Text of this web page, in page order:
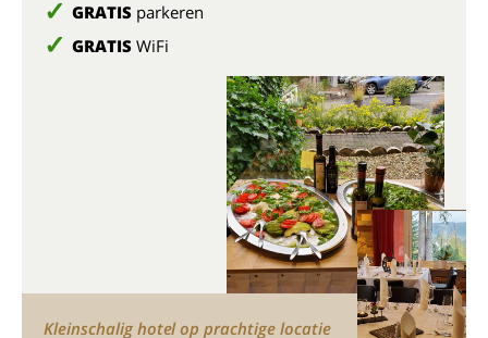
GRATIS parkeren
GRATIS WiFi
Kleinschalig hotel op prachtige locatie